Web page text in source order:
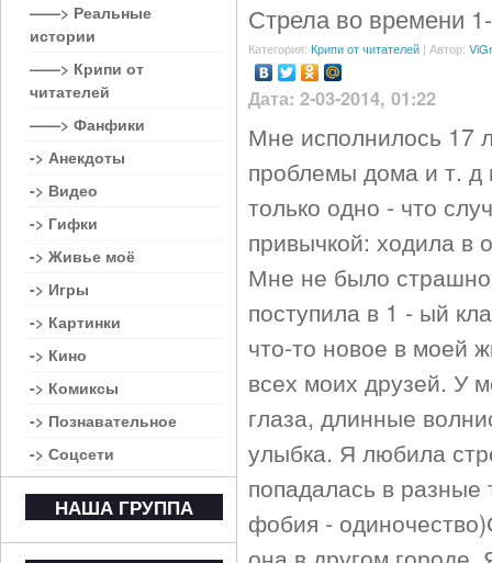
Стрела во времени
Категория: Крипи от читателей | Автор:
Дата: 2-03-2014, 01:22
Мне исполнилось 17
проблемы дома и т.
только одно - что
привычкой: ходила в
Мне не было
поступила в 1 - ый
что-то новое в моей
всех моих друзей. У
глаза, длинные
улыбка. Я любила
попадалась в разные
фобия -
——> Реальные
истории
——> Крипи от
читателей
——> Фанфики
-> Анекдоты
-> Видео
-> Гифки
-> Живье моё
-> Игры
-> Картинки
-> Кино
-> Комиксы
-> Познавательное
-> Соцсети
НАША ГРУППА